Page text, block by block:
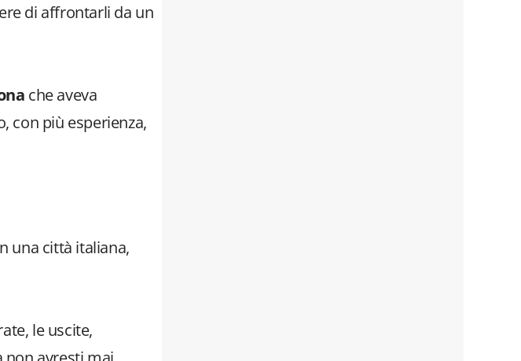
di affrontarli da un
che aveva
con più esperienza,
una città italiana,
le uscite,